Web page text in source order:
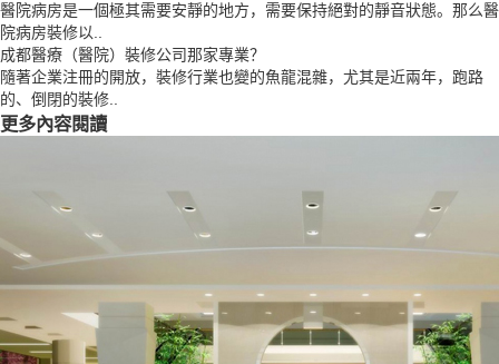
醫院病房是一個極其需要安靜的地方，需要保持絕對的靜音狀態。那么醫
院病房裝修以..
成都醫療（醫院）裝修公司那家專業？
隨著企業注冊的開放，裝修行業也變的魚龍混雜，尤其是近兩年，跑路
的、倒閉的裝修..
更多內容閱讀